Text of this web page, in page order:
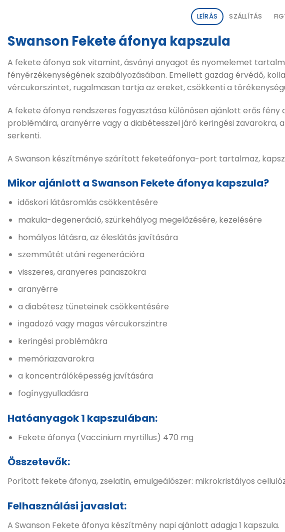
LEÍRÁS SZÁLLÍTÁS
Swanson Fekete áfonya kapszula
A fekete áfonya sok vitamint, ásványi anyagot és nyomelemet
fényérzékenységének szabályozásában. Emellett gazdag érvédő,
vércukorszintet, rugalmasan tartja az ereket, csökkenti a
A fekete áfonya rendszeres fogyasztása különösen ajánlott erős
problémáira, aranyérre vagy a diabétesszel járó keringési
serkenti.
A Swanson készítménye szárított feketeáfonya-port tartalmaz,
Mikor ajánlott a Swanson Fekete áfonya kapszula?
időskori látásromlás csökkentésére
makula-degeneráció, szürkehályog megelőzésére, kezelésére
homályos látásra, az éleslátás javítására
szemműtét utáni regenerációra
visszeres, aranyeres panaszokra
aranyérre
a diabétesz tüneteinek csökkentésére
ingadozó vagy magas vércukorszintre
keringési problémákra
memóriazavarokra
a koncentrálóképesség javítására
fogínygyulladásra
Hatóanyagok 1 kapszulában:
Fekete áfonya (Vaccinium myrtillus) 470 mg
Összetevők:
Porított fekete áfonya, zselatin, emulgeálószer: mikrokristályos
Felhasználási javaslat:
A Swanson Fekete áfonya készítmény napi ajánlott adagja 1 kapszula.